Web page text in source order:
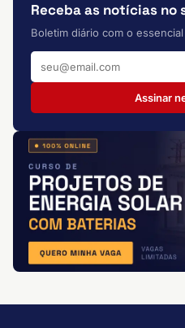
Receba as notícias no
Boletim diário com o
Assinar